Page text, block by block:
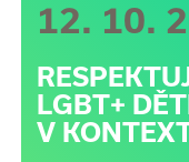
12. 10.
LGBT+
V